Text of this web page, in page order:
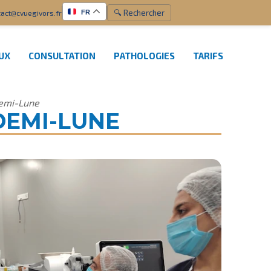
FR 🔍 Rechercher
CONSULTATION PATHOLOGIES TARIFS
Lune
LUNE